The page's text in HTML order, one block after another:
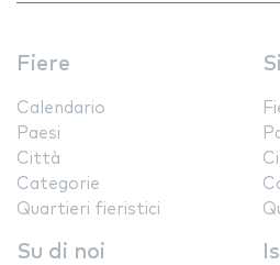
Fiere
Calendario
Paesi
Città
Categorie
Quartieri fieristici
Su di noi